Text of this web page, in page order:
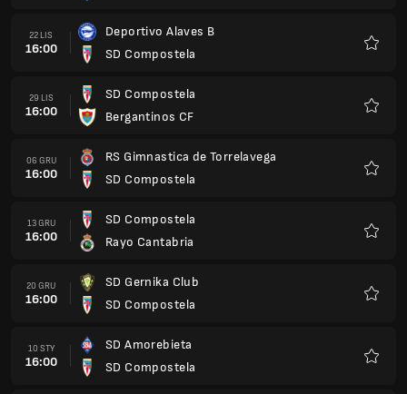
22 LIS
16:00
Deportivo Alaves B
SD Compostela
29 LIS
16:00
SD Compostela
Bergantinos CF
06 GRU
16:00
RS Gimnastica de Torrelavega
SD Compostela
13 GRU
16:00
SD Compostela
Rayo Cantabria
20 GRU
16:00
SD Gernika Club
SD Compostela
10 STY
16:00
SD Amorebieta
SD Compostela